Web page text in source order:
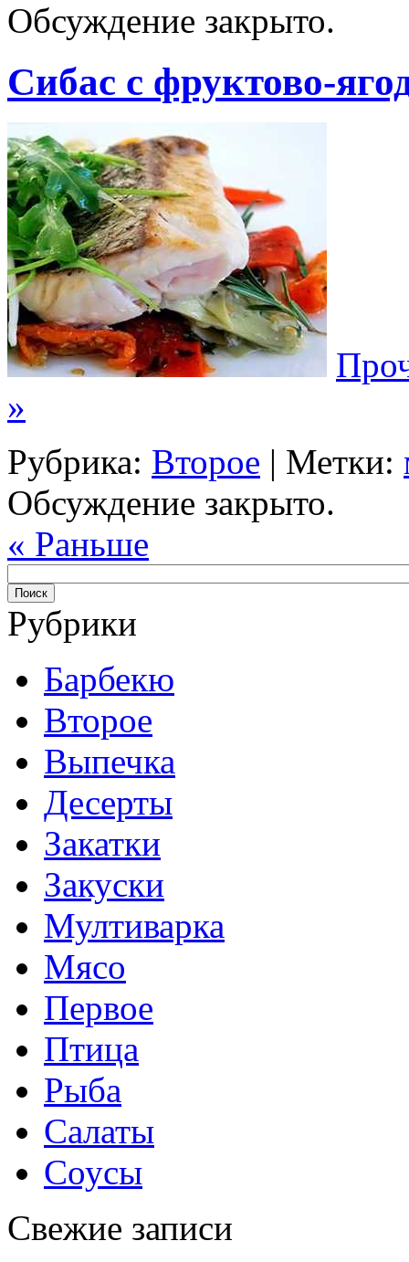
Обсуждение закрыто.
Сибас с фруктово-
»
Рубрика: Второе | Метки:
Обсуждение закрыто.
« Раньше
Рубрики
Барбекю
Второе
Выпечка
Десерты
Закатки
Закуски
Мултиварка
Мясо
Первое
Птица
Рыба
Салаты
Соусы
Свежие записи